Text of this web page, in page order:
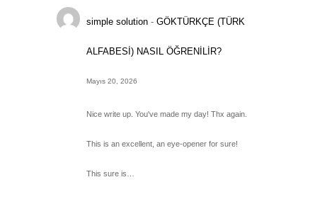
simple solution -GÖKTÜRKÇE (TÜRK
ALFABESİ) NASIL ÖĞRENİLİR?
Mayıs 20, 2026
Nice write up. You've made my day! Thx again.
This is an excellent, an eye-opener for sure!
This sure is…